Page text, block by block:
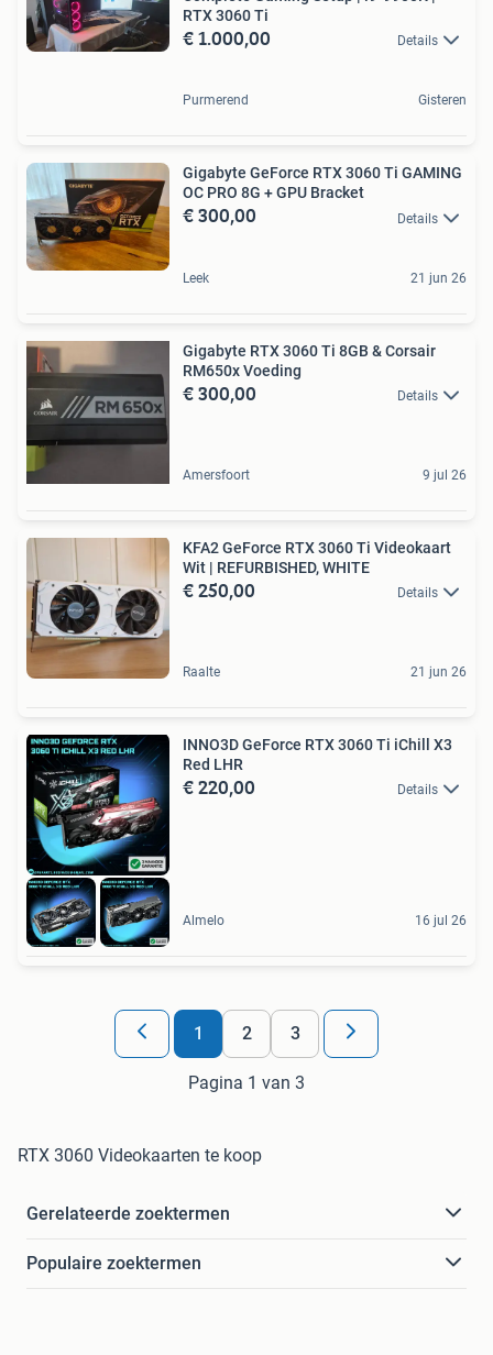
RTX 3060 Ti
€ 1.000,00 Details
Purmerend Gisteren
Gigabyte GeForce RTX 3060 Ti GAMING
OC PRO 8G + GPU Bracket
€ 300,00 Details
Leek 21 jun 26
Gigabyte RTX 3060 Ti 8GB & Corsair
RM650x Voeding
€ 300,00 Details
Amersfoort 9 jul 26
KFA2 GeForce RTX 3060 Ti Videokaart
Wit | REFURBISHED, WHITE
€ 250,00 Details
Raalte 21 jun 26
INNO3D GeForce RTX 3060 Ti iChill X3
Red LHR
€ 220,00 Details
Almelo 16 jul 26
1 2 3
Pagina 1 van 3
RTX 3060 Videokaarten te koop
Gerelateerde zoektermen
Populaire zoektermen